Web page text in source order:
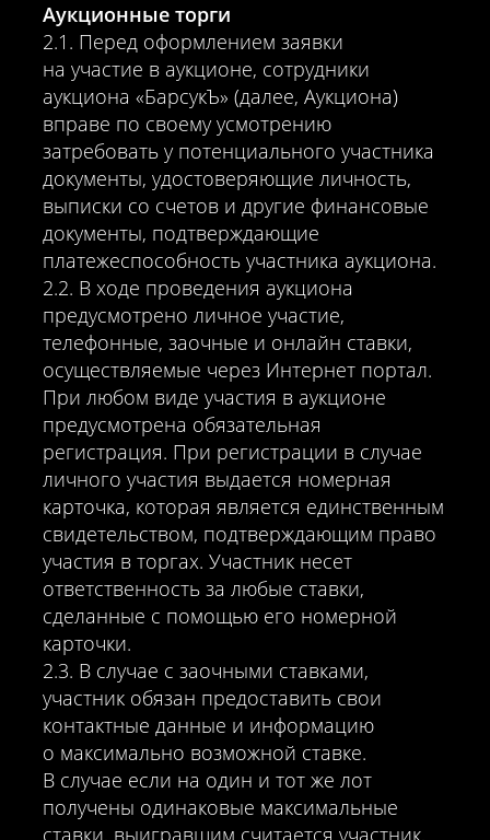
Аукционные торги
2.1. Перед оформлением заявки
на участие в аукционе, сотрудники
аукциона «БарсукЪ» (далее, Аукциона)
вправе по своему усмотрению
затребовать у потенциального участника
документы, удостоверяющие личность,
выписки со счетов и другие финансовые
документы, подтверждающие
платежеспособность участника аукциона.
2.2. В ходе проведения аукциона
предусмотрено личное участие,
телефонные, заочные и онлайн ставки,
осуществляемые через Интернет портал.
При любом виде участия в аукционе
предусмотрена обязательная
регистрация. При регистрации в случае
личного участия выдается номерная
карточка, которая является единственным
свидетельством, подтверждающим право
участия в торгах. Участник несет
ответственность за любые ставки,
сделанные с помощью его номерной
карточки.
2.3. В случае с заочными ставками,
участник обязан предоставить свои
контактные данные и информацию
о максимально возможной ставке.
В случае если на один и тот же лот
получены одинаковые максимальные
ставки, выигравшим считается участник,